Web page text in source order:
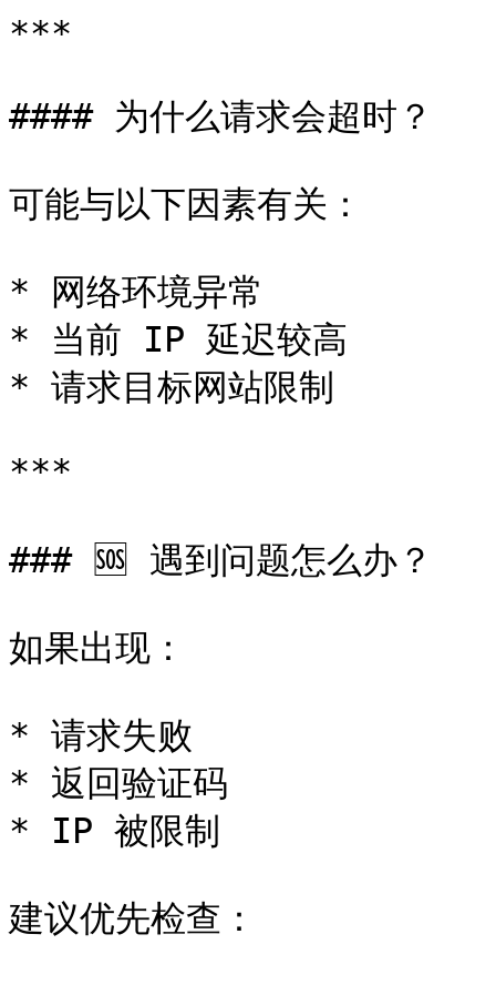
***
#### 为什么请求会超时？
可能与以下因素有关：
* 网络环境异常
* 当前 IP 延迟较高
* 请求目标网站限制
***
### 🆘 遇到问题怎么办？
如果出现：
* 请求失败
* 返回验证码
* IP 被限制
建议优先检查：